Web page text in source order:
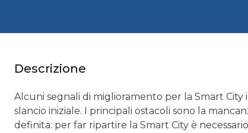
Descrizione
Alcuni segnali di miglioramento per la Smart City
slancio iniziale. I principali ostacoli sono la
definita: per far ripartire la Smart City è